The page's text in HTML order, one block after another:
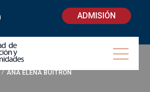
ADMISIÓN
/ ANA ELENA BUITRÓN